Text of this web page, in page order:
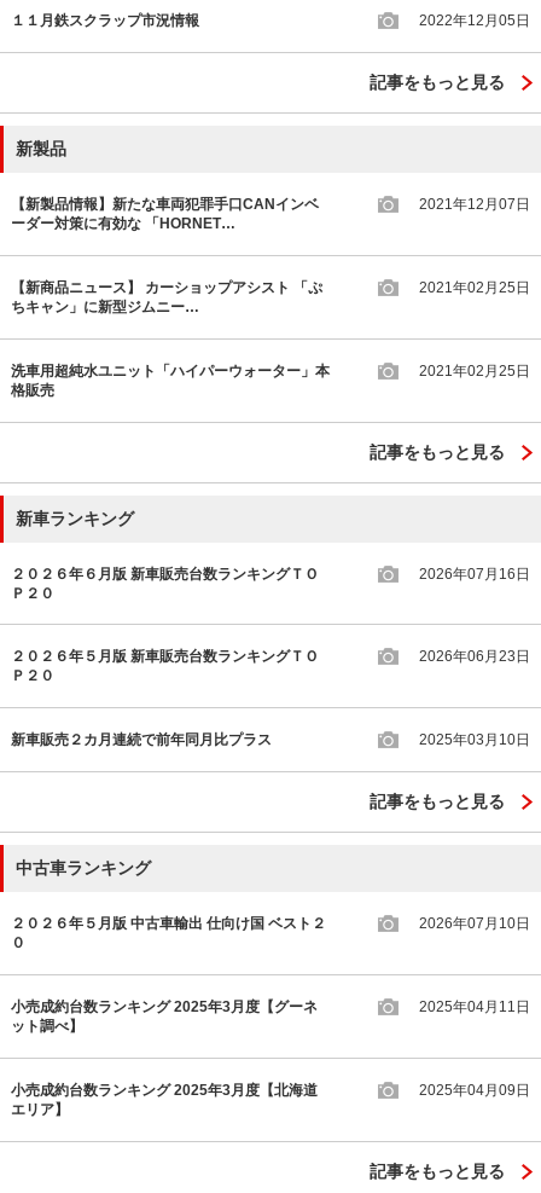
１１月鉄スクラップ市況情報 2022年12月05日
記事をもっと見る
新製品
【新製品情報】新たな車両犯罪手口CANインベ
ーダー対策に有効な 「HORNET…
2021年12月07日
【新商品ニュース】 カーショップアシスト 「ぷ
ちキャン」に新型ジムニー…
2021年02月25日
洗車用超純水ユニット「ハイパーウォーター」本
格販売
2021年02月25日
記事をもっと見る
新車ランキング
２０２６年６月版 新車販売台数ランキングＴＯ
Ｐ２０
2026年07月16日
２０２６年５月版 新車販売台数ランキングＴＯ
Ｐ２０
2026年06月23日
新車販売２カ月連続で前年同月比プラス 2025年03月10日
記事をもっと見る
中古車ランキング
２０２６年５月版 中古車輸出 仕向け国 ベスト２
０
2026年07月10日
小売成約台数ランキング 2025年3月度【グーネ
ット調べ】
2025年04月11日
小売成約台数ランキング 2025年3月度【北海道
エリア】
2025年04月09日
記事をもっと見る